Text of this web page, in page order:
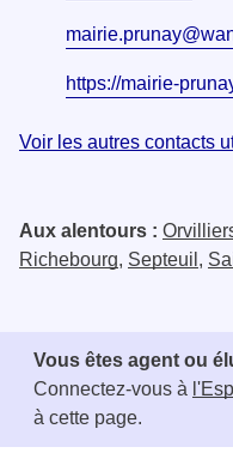
https://mairie-
Voir les autres contacts
Aux alentours :
Richebourg, Septeuil ,
Vous êtes agent ou
Connectez-vous à
à cette page.